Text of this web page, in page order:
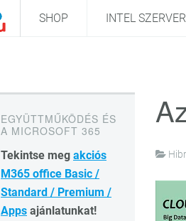
SHOP INTEL SZERVER
EGYÜTTMŰKÖDÉS ÉS
A MICROSOFT 365
Tekintse meg akciós
M365 office Basic /
Standard / Premium /
Apps ajánlatunkat!